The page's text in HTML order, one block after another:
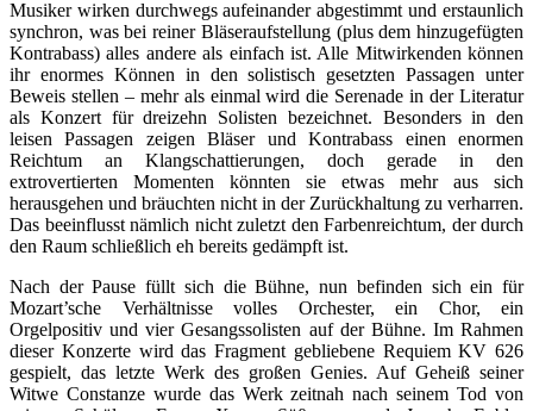
Musiker wirken durchwegs aufeinander abgestimmt und erstaunlich
synchron, was bei reiner Bläseraufstellung (plus dem hinzugefügten
Kontrabass) alles andere als einfach ist. Alle Mitwirkenden können
ihr enormes Können in den solistisch gesetzten Passagen unter
Beweis stellen – mehr als einmal wird die Serenade in der Literatur
als Konzert für dreizehn Solisten bezeichnet. Besonders in den
leisen Passagen zeigen Bläser und Kontrabass einen enormen
Reichtum an Klangschattierungen, doch gerade in den
extrovertierten Momenten könnten sie etwas mehr aus sich
herausgehen und bräuchten nicht in der Zurückhaltung zu verharren.
Das beeinflusst nämlich nicht zuletzt den Farbenreichtum, der durch
den Raum schließlich eh bereits gedämpft ist.
Nach der Pause füllt sich die Bühne, nun befinden sich ein für
Mozart’sche Verhältnisse volles Orchester, ein Chor, ein
Orgelpositiv und vier Gesangssolisten auf der Bühne. Im Rahmen
dieser Konzerte wird das Fragment gebliebene Requiem KV 626
gespielt, das letzte Werk des großen Genies. Auf Geheiß seiner
Witwe Constanze wurde das Werk zeitnah nach seinem Tod von